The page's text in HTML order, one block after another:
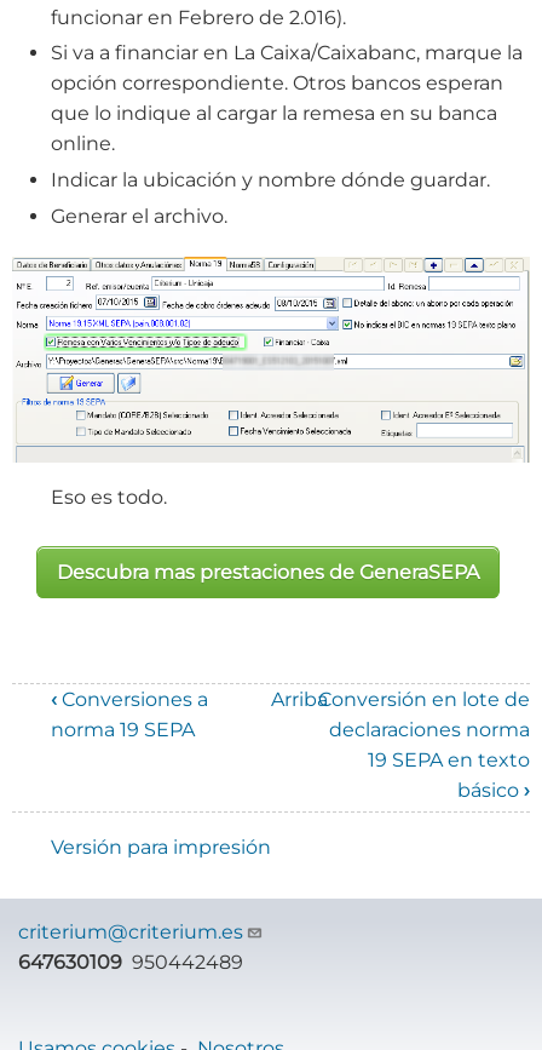
funcionar en Febrero de 2.016).
Si va a financiar en La Caixa/Caixabanc, marque la
opción correspondiente. Otros bancos esperan
que lo indique al cargar la remesa en su banca
online.
Indicar la ubicación y nombre dónde guardar.
Generar el archivo.
Eso es todo.
Descubra mas prestaciones deGeneraSEPA
Enlaces
de
Book
para
Manual
‹ Conversiones a
norma 19 SEPA
ArribaConversión en lote de
declaraciones norma
19 SEPA en texto
básico ›
Versión para impresión
criterium@criterium.es
647630109 950442489